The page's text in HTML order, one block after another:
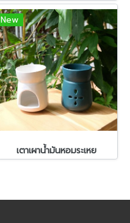
New
เตาเผาน้ำมันหอมระเหย